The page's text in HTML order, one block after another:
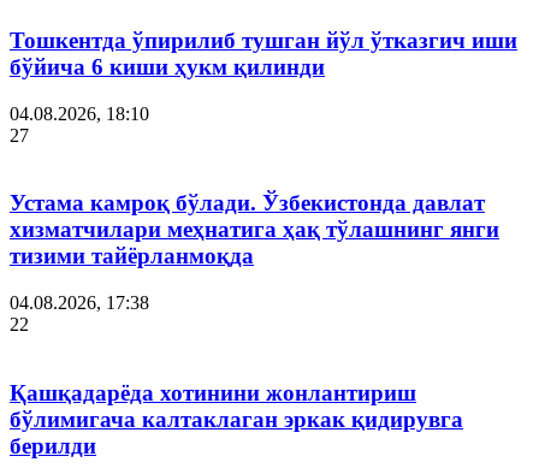
Тошкентда ўпирилиб тушган йўл ўтказгич иши
бўйича 6 киши ҳукм қилинди
04.08.2026, 18:10
27
Устама камроқ бўлади. Ўзбекистонда давлат
хизматчилари меҳнатига ҳақ тўлашнинг янги
тизими тайёрланмоқда
04.08.2026, 17:38
22
Қашқадарёда хотинини жонлантириш
бўлимигача калтаклаган эркак қидирувга
берилди